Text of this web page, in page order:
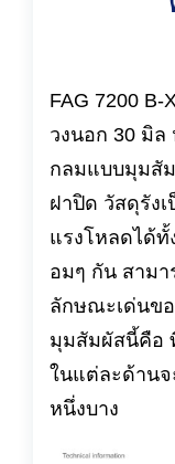
FAG 7200
วงนอก 30 มิล
กลมแบบมุมสัม
ฝาปิด วัสดุรัง
แรงโหลดได้
อมๆ กัน สามา
ลักษณะเด่นข
มุมสัมผัสนี้คือ
ในแต่ละด้าน
หนึ่งบาง